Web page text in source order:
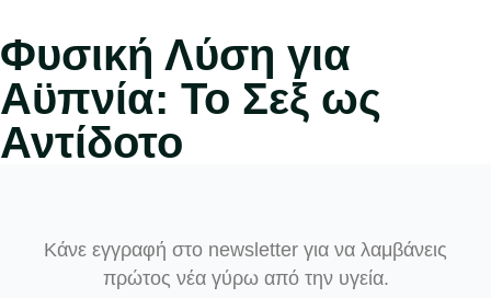
Φυσική Λύση για
Αϋπνία: Το Σεξ ως
Αντίδοτο
Κάνε εγγραφή στο newsletter για να λαμβάνεις
πρώτος νέα γύρω από την υγεία.